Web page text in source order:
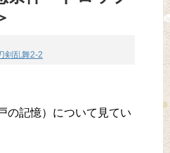
剣乱舞2-2
の記憶）について見てい